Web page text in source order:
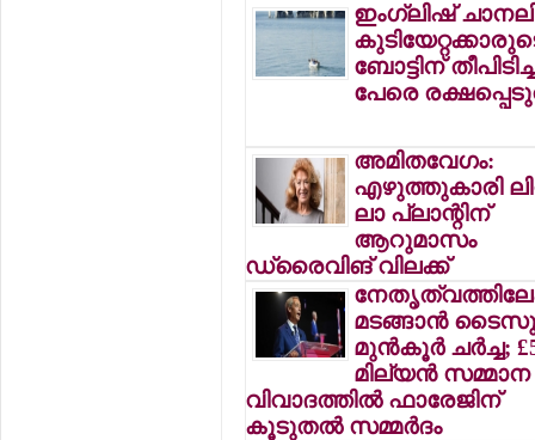
ഇംഗ്ലിഷ്
ബോട്ടിന്
പേരെ
അമിതവേഗം:
എഴുത്തുകാരി
ലാ പ്ലാന്റിന്
ആറുമാസം
ഡ്രൈവിങ് വിലക്ക്
മടങ്ങാന്‍
മുന്‍കൂര്‍ ചര്‍ച്ച;
മില്യന്‍ സമ്മാന
വിവാദത്തില്‍ ഫാരേജിന്
കൂടുതല്‍ സമ്മര്‍ദം